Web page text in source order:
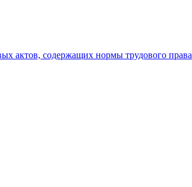
актов, содержащих нормы трудового права